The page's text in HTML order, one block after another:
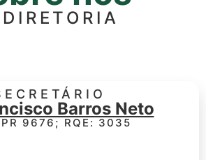
Barros Neto
9676; RQE: 3035